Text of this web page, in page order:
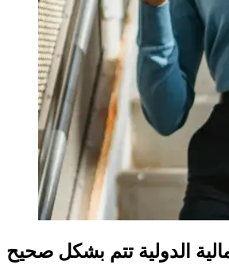
الدولية تتم بشكل صحيح